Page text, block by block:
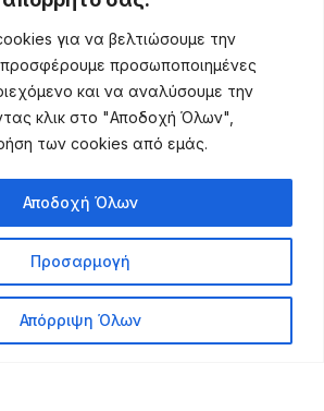
για να βελτιώσουμε την
προσωποποιημένες
και να αναλύσουμε την
κλικ στο "Αποδοχή Όλων",
των cookies από εμάς.
Προσαρμογή
Απόρριψη Όλων
Αποδοχή Όλων
10443